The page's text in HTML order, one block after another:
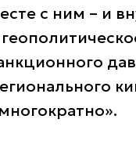
с ним – и